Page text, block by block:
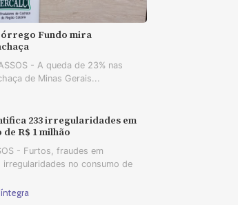
Fundo mira
- A queda de 23% nas
de Minas Gerais...
233 irregularidades em
R$ 1 milhão
- Furtos, fraudes em
no consumo de
íntegra